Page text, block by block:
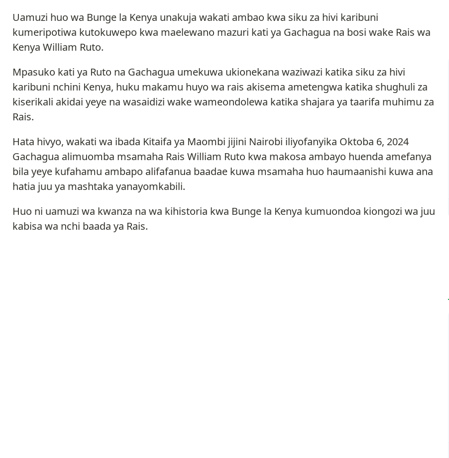
Uamuzi huo wa Bunge la Kenya unakuja wakati ambao kwa siku za hivi karibuni
kumeripotiwa kutokuwepo kwa maelewano mazuri kati ya Gachagua na bosi wake Rais wa
Kenya William Ruto.
Mpasuko kati ya Ruto na Gachagua umekuwa ukionekana waziwazi katika siku za hivi
karibuni nchini Kenya, huku makamu huyo wa rais akisema ametengwa katika shughuli za
kiserikali akidai yeye na wasaidizi wake wameondolewa katika shajara ya taarifa muhimu za
Rais.
Hata hivyo, wakati wa ibada Kitaifa ya Maombi jijini Nairobi iliyofanyika Oktoba 6, 2024
Gachagua alimuomba msamaha Rais William Ruto kwa makosa ambayo huenda amefanya
bila yeye kufahamu ambapo alifafanua baadae kuwa msamaha huo haumaanishi kuwa ana
hatia juu ya mashtaka yanayomkabili.
Huo ni uamuzi wa kwanza na wa kihistoria kwa Bunge la Kenya kumuondoa kiongozi wa juu
kabisa wa nchi baada ya Rais.